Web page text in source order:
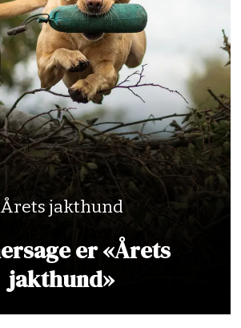
Årets jakthund
er «Årets
jakthund»